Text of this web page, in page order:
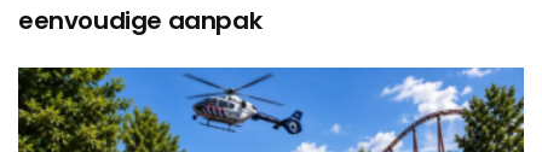
eenvoudige aanpak